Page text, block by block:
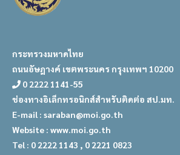
กระทรวงมหาดไทย
ถนนอัษฎางค์ เขตพระนคร กรุงเทพฯ 10200
0 2222 1141-55
ช่องทางอิเล็กทรอนิกส์สำหรับติดต่อ สป.มท.
E-mail : saraban@moi.go.th
Website : www.moi.go.th
Tel : 0 2222 1143 , 0 2221 0823